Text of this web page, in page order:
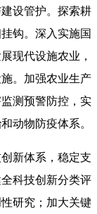
设管护。探索耕
钩。深入实施国
现代设施农业，
。加强农业生产
测预警防控，实
动物防疫体系。
新体系，稳定支
科技创新分类评
研究；加大关键